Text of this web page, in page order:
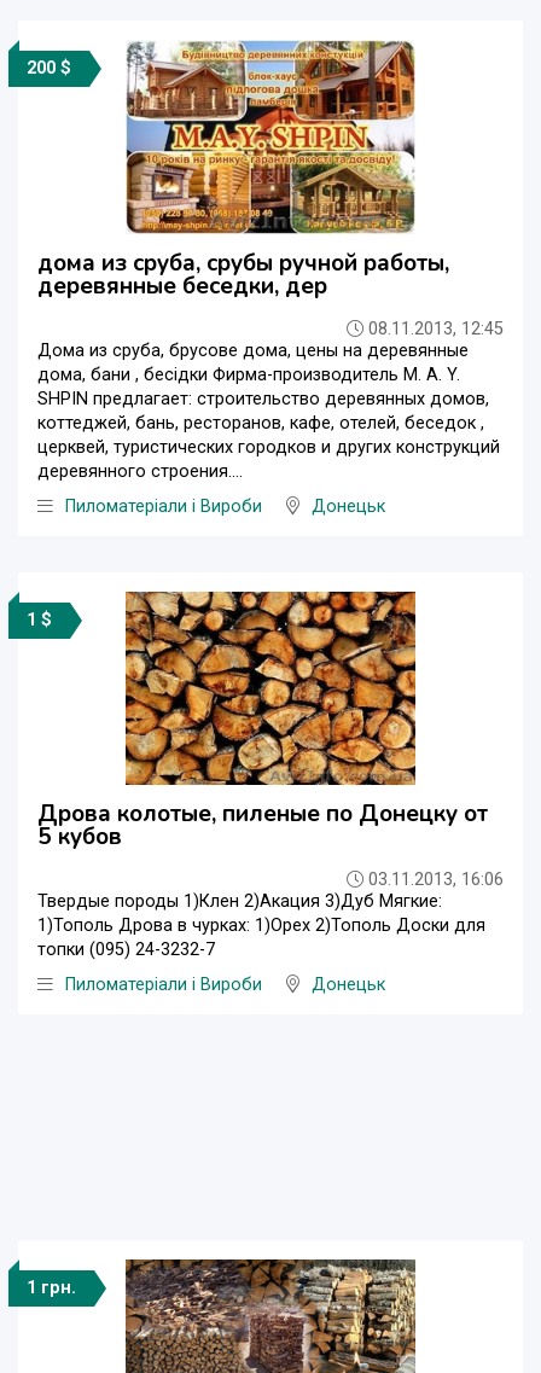
200 $
дома из сруба, срубы ручной работы,
деревянные беседки, дер
08.11.2013, 12:45
Дома из сруба, брусове дома, цены на деревянные
дома, бани , бесідки Фирма-производитель M. A. Y.
SHPIN предлагает: строительство деревянных домов,
коттеджей, бань, ресторанов, кафе, отелей, беседок ,
церквей, туристических городков и других конструкций
деревянного строения....
Пиломатеріали і Вироби
Донецьк
1 $
Дрова колотые, пиленые по Донецку от
5 кубов
03.11.2013, 16:06
Твердые породы 1)Клен 2)Акация 3)Дуб Мягкие:
1)Тополь Дрова в чурках: 1)Орех 2)Тополь Доски для
топки (095) 24-3232-7
Пиломатеріали і Вироби
Донецьк
1 грн.